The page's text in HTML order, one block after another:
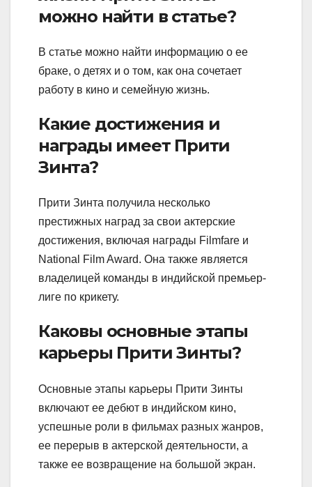
можно найти в статье?
В статье можно найти информацию о ее
браке, о детях и о том, как она сочетает
работу в кино и семейную жизнь.
Какие достижения и
награды имеет Прити
Зинта?
Прити Зинта получила несколько
престижных наград за свои актерские
достижения, включая награды Filmfare и
National Film Award. Она также является
владелицей команды в индийской премьер-
лиге по крикету.
Каковы основные этапы
карьеры Прити Зинты?
Основные этапы карьеры Прити Зинты
включают ее дебют в индийском кино,
успешные роли в фильмах разных жанров,
ее перерыв в актерской деятельности, а
также ее возвращение на большой экран.